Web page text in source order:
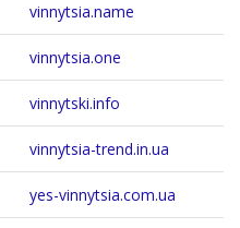
vinnytsia.name
vinnytsia.one
vinnytski.info
vinnytsia-trend.in.ua
yes-vinnytsia.com.ua